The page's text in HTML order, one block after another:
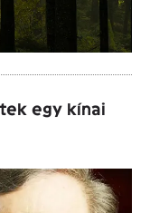
egy kínai